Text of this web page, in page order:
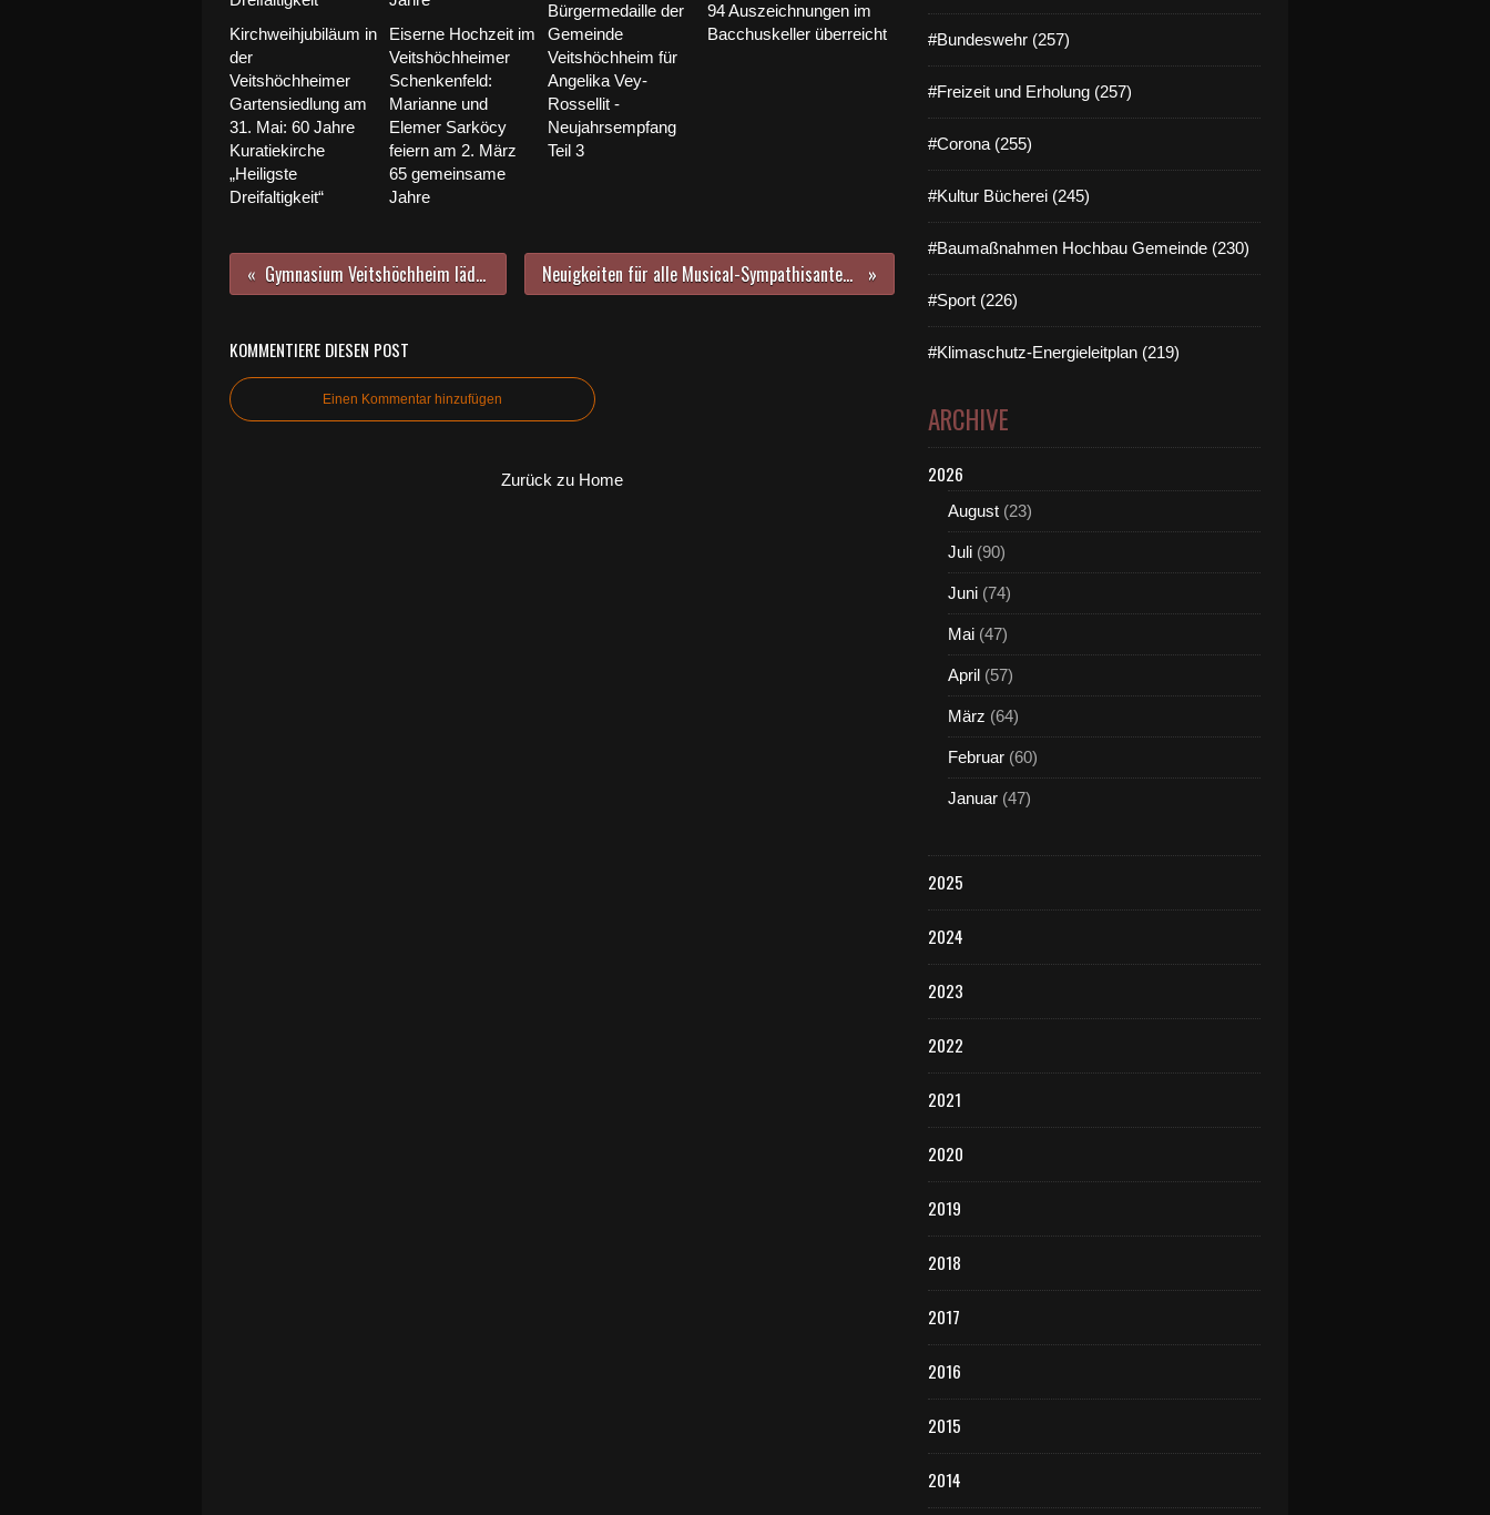
Kirchweihjubiläum in
der
Veitshöchheimer
Gartensiedlung am
31. Mai: 60 Jahre
Kuratiekirche
„Heiligste
Dreifaltigkeit“
Eiserne Hochzeit im
Veitshöchheimer
Schenkenfeld:
Marianne und
Elemer Sarköcy
feiern am 2. März
65 gemeinsame
Jahre
Bürgermedaille der
Gemeinde
Veitshöchheim für
Angelika Vey-
Rossellit -
Neujahrsempfang
Teil 3
94 Auszeichnungen im
Bacchuskeller überreicht
Gymnasium Veitshöchheim lädt alle ehemaligen Aktiven bei „Schüler helfen Schülern“ zur Zehn-Jahres-Feier ein Neuigkeiten für alle Musical-Sympathisanten in der Region: "Aladin" und "Starlights - Best of Musicals" kommen nach Veitshöchheim in die Mainfrankensäle
KOMMENTIERE DIESEN POST
Einen Kommentar hinzufügen
Zurück zu Home
#Bundeswehr (257)
#Freizeit und Erholung (257)
#Corona (255)
#Kultur Bücherei (245)
#Baumaßnahmen Hochbau Gemeinde (230)
#Sport (226)
#Klimaschutz-Energieleitplan (219)
ARCHIVE
2026
August (23)
Juli (90)
Juni (74)
Mai (47)
April (57)
März (64)
Februar (60)
Januar (47)
2025
2024
2023
2022
2021
2020
2019
2018
2017
2016
2015
2014